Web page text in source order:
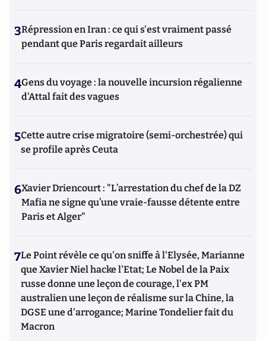
3Répression en Iran : ce qui s'est vraiment passé
pendant que Paris regardait ailleurs
4Gens du voyage : la nouvelle incursion régalienne
d'Attal fait des vagues
5Cette autre crise migratoire (semi-orchestrée) qui
se profile après Ceuta
6Xavier Driencourt : "L’arrestation du chef de la DZ
Mafia ne signe qu’une vraie-fausse détente entre
Paris et Alger"
7Le Point révèle ce qu'on sniffe à l'Elysée, Marianne
que Xavier Niel hacke l'Etat; Le Nobel de la Paix
russe donne une leçon de courage, l'ex PM
australien une leçon de réalisme sur la Chine, la
DGSE une d'arrogance; Marine Tondelier fait du
Macron